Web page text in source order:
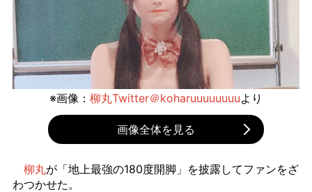
※画像： 柳丸Twitter＠koharuuuuuuuuより
画像全体を見る
柳丸が「地上最強の180度開脚」を披露してファンをざ
わつかせた。